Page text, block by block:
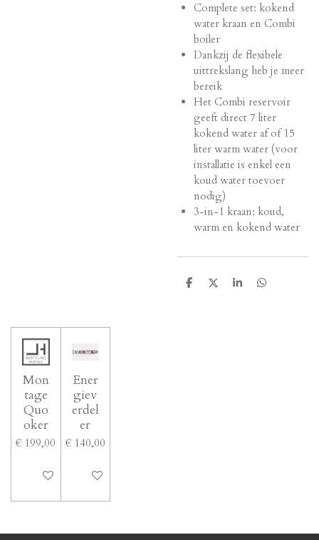
Complete set: kokend
water kraan en Combi
boiler
Dankzij de flexibele
uittrekslang heb je meer
bereik
Het Combi reservoir
geeft direct 7 liter
kokend water af of 15
liter warm water (voor
installatie is enkel een
koud water toevoer
nodig)
3-in-1 kraan: koud,
warm en kokend water
D
D
S
D
Mon
tage
Quo
oker
€ 199,00
In winkelwagen
Ener
giev
erdel
er
€ 140,00
In winkelwagen